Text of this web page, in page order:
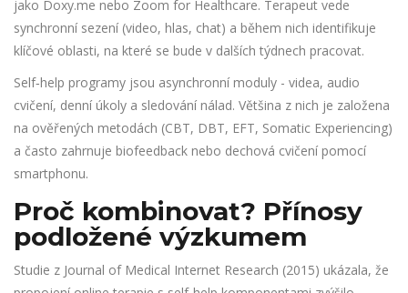
jako Doxy.me nebo Zoom for Healthcare. Terapeut vede
synchronní sezení (video, hlas, chat) a během nich identifikuje
klíčové oblasti, na které se bude v dalších týdnech pracovat.
Self‑help programy jsou asynchronní moduly - videa, audio
cvičení, denní úkoly a sledování nálad. Většina z nich je založena
na ověřených metodách (CBT, DBT, EFT, Somatic Experiencing)
a často zahrnuje biofeedback nebo dechová cvičení pomocí
smartphonu.
Proč kombinovat? Přínosy
podložené výzkumem
Studie z Journal of Medical Internet Research (2015) ukázala, že